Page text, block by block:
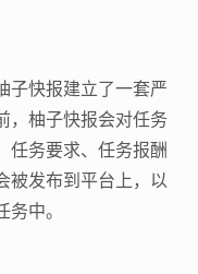
子快报建立了一套严
，柚子快报会对任务
任务要求、任务报酬
被发布到平台上，以
中。